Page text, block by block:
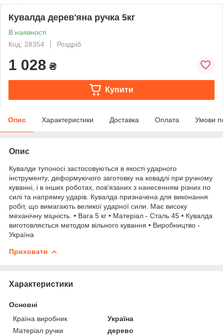
Кувалда дерев'яна ручка 5кг
В наявності
Код: 28354
Роздріб
1 028 ₴
Купити
Опис Характеристики Доставка Оплата Умови
Опис
Кувалди тупоносі застосовуються в якості ударного
інструменту, деформуючого заготовку на ковадлі при ручному
куванні, і в інших роботах, пов'язаних з нанесенням різних по
силі та напрямку ударів. Кувалда призначена для виконання
робіт, що вимагають великої ударної сили. Має високу
механічну міцність. • Вага 5 кг • Матеріал - Сталь 45 • Кувалда
виготовляється методом вільного кування • Виробництво -
Україна
Приховати
Характеристики
Основні
Країна виробник
Україна
Матеріал ручки
дерево